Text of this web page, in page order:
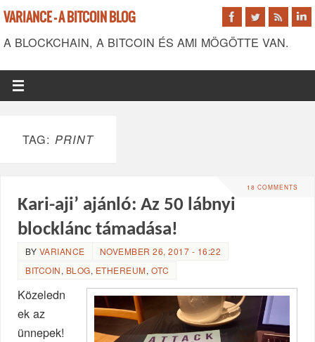
VARIANCE - A BITCOIN BLOG
A BLOCKCHAIN, A BITCOIN ÉS AMI MÖGÖTTE VAN.
TAG: PRINT
18 COMMENTS
Kari-aji’ ajánló: Az 50 lábnyi
blocklánc támadása!
BY VARIANCE
NOVEMBER 26, 2017 - 16:22
BITCOIN, BLOG, ETHEREUM, OTC
Közeledn
ek az
ünnepek!